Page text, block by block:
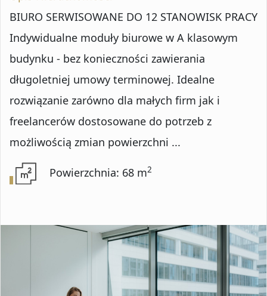
Lokalizacja
Numer oferty
DODATKOWE OPCJE
Rynekwtórny
BIURO SERWISOWANE DO 12 STANOWISK PRACY
Indywidualne moduły biurowe w A klasowym
budynku - bez konieczności zawierania
długoletniej umowy terminowej. Idealne
rozwiązanie zarówno dla małych firm jak i
freelancerów dostosowane do potrzeb z
możliwością zmian powierzchni ...
Powierzchnia: 68 m2